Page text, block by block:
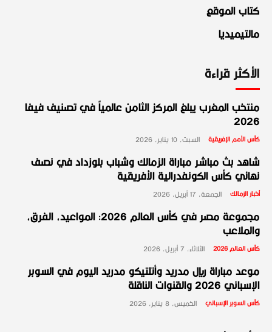
كتاب الموقع
مالتيميديا
الأكثر قراءة
منتخب المغرب يبلغ المركز الثامن عالمياً في تصنيف فيفا
2026
كأس الأمم الإفريقية السبت، 10 يناير، 2026
شاهد بث مباشر مباراة الزمالك وشباب بلوزداد في نصف
نهائي كأس الكونفدرالية الأفريقية
أخبار الزمالك الجمعة، 17 أبريل، 2026
مجموعة مصر في كأس العالم 2026: المواعيد، الفرق،
والملاعب
كأس العالم 2026 الثلاثاء، 7 أبريل، 2026
موعد مباراة ريال مدريد وأتلتيكو مدريد اليوم في السوبر
الإسباني 2026 والقنوات الناقلة
كأس السوبر الإسباني الخميس، 8 يناير، 2026